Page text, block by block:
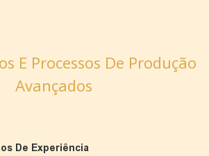
E Processos De Produção
Avançados
De Experiência